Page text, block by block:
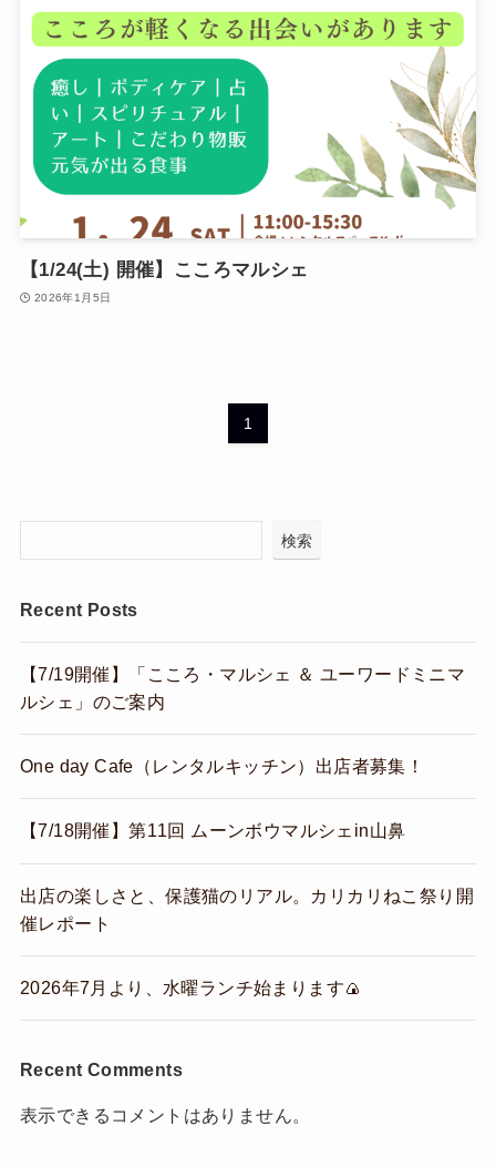
【1/24(土) 開催】こころマルシェ
2026年1月5日
1
検索
Recent Posts
【7/19開催】「こころ・マルシェ ＆ ユーワードミニマ
ルシェ」のご案内
One day Cafe（レンタルキッチン）出店者募集！
【7/18開催】第11回 ムーンボウマルシェin山鼻
出店の楽しさと、保護猫のリアル。カリカリねこ祭り開
催レポート
2026年7月より、水曜ランチ始まります🍙
Recent Comments
表示できるコメントはありません。